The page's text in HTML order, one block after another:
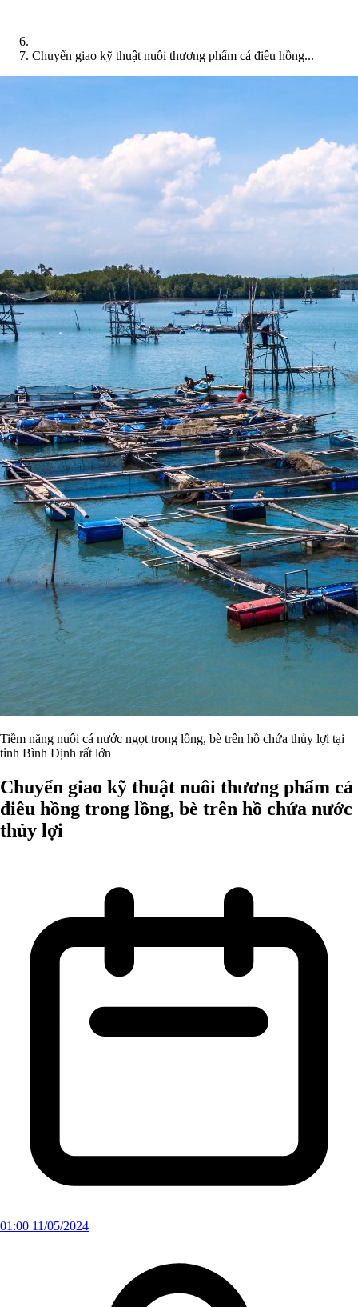
Chuyển giao kỹ thuật nuôi thương phẩm cá điêu hồng...
Tiềm năng nuôi cá nước ngọt trong lồng, bè trên hồ chứa thủy lợi tại
tỉnh Bình Định rất lớn
Chuyển giao kỹ thuật nuôi thương phẩm cá
điêu hồng trong lồng, bè trên hồ chứa nước
thủy lợi
01:00 11/05/2024